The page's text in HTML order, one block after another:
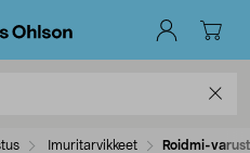
Imuritarvikkeet Roidmi-